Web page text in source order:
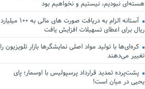
هسته‌ای نبودیم، نیستیم و نخواهیم بود
آستانه الزام به دریافت صورت های مالی به ۱۰۰ میلیارد
ریال برای اعطای تسهیلات افزایش یافت
کره‌ای‌ها با تولید مواد اصلی نمایشگرها بازار تلویزیون را
تغییر می‌دهند
پشت‌پرده تمدید قرارداد پرسپولیس با اوسمار؛ پای
یحیی در میان است!